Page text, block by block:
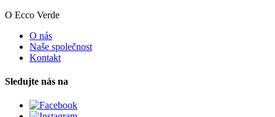
O Ecco Verde
O nás
Naše společnost
Kontakt
Sledujte nás na